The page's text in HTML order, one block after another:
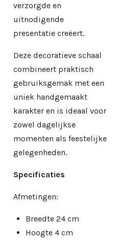
verzorgde en
uitnodigende
presentatie creëert.
Deze decoratieve schaal
combineert praktisch
gebruiksgemak met een
uniek handgemaakt
karakter en is ideaal voor
zowel dagelijkse
momenten als feestelijke
gelegenheden.
Specificaties
Afmetingen:
Breedte 24 cm
Hoogte 4 cm